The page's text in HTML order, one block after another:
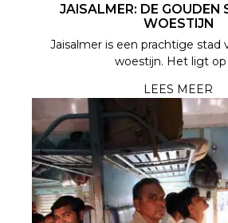
JAISALMER: DE GOUDEN
WOESTIJN
Jaisalmer is een prachtige stad
woestijn. Het ligt op
LEES MEER